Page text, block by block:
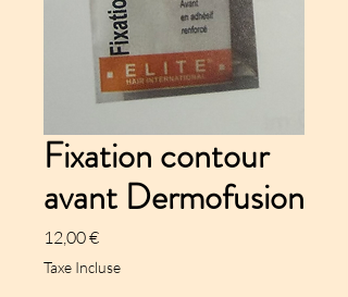
Fixation contour
avant Dermofusion
12,00 €Prix
Taxe Incluse